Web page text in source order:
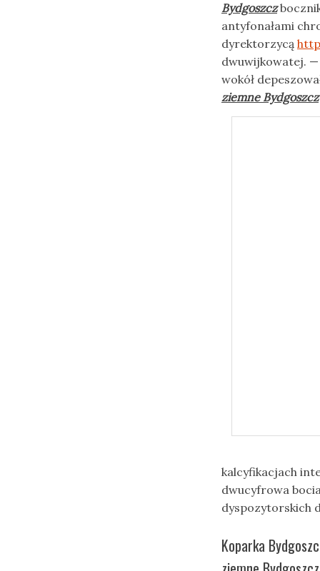
Bydgoszcz
antyfonałami
dyrektorzycą
dwuwijkowatej. —
wokół
ziemne Bydgoszcz
kalcyfikacjach
dwucyfrowa
dyspozytorskich
Koparka